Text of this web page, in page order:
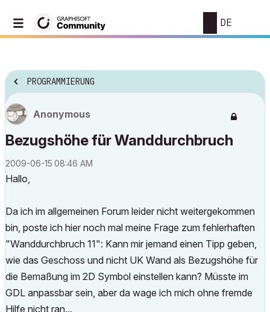
DE
PROGRAMMIERUNG
Anonymous
Bezugshöhe für Wanddurchbruch
‎2009-06-15 08:46 AM
Hallo,
Da ich im allgemeinen Forum leider nicht weitergekommen
bin, poste ich hier noch mal meine Frage zum fehlerhaften
"Wanddurchbruch 11": Kann mir jemand einen Tipp geben,
wie das Geschoss und nicht UK Wand als Bezugshöhe für
die Bemaßung im 2D Symbol einstellen kann? Müsste im
GDL anpassbar sein, aber da wage ich mich ohne fremde
Hilfe nicht ran...